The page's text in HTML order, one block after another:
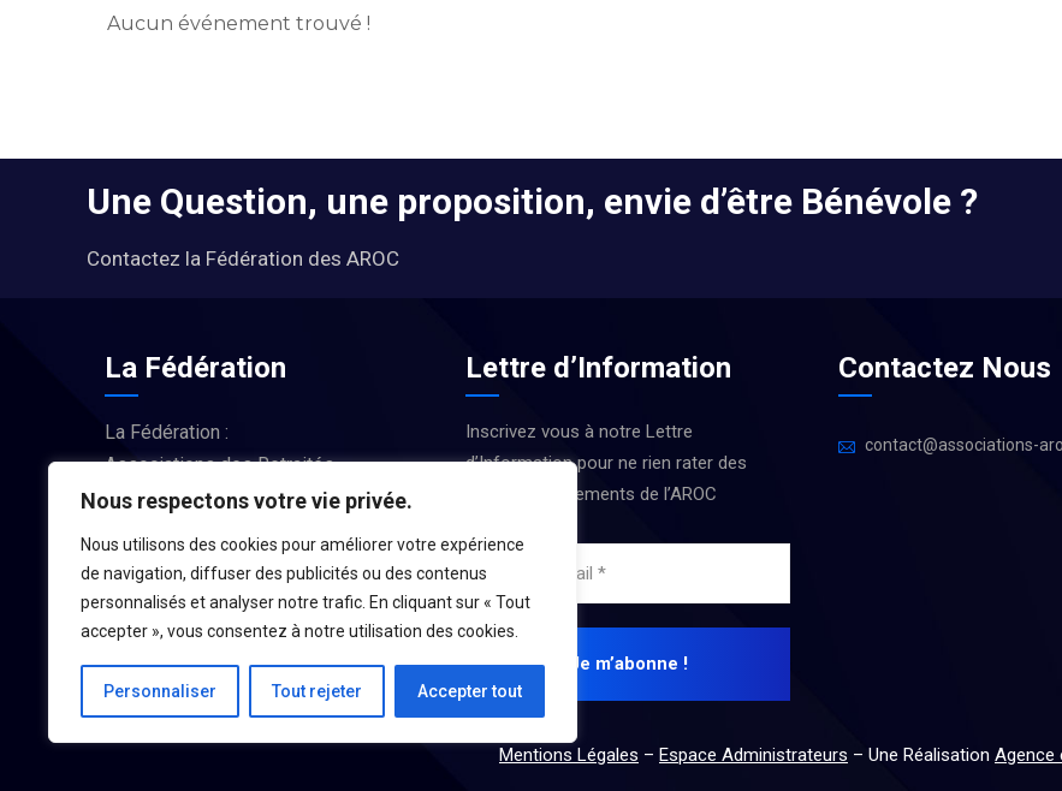
Nous respectons votre vie privée.
Nous utilisons des cookies pour améliorer votre expérience
de navigation, diffuser des publicités ou des contenus
personnalisés et analyser notre trafic. En cliquant sur « Tout
accepter », vous consentez à notre utilisation des cookies.
Personnaliser Tout rejeter Accepter tout
Aucun événement trouvé !
Une Question, une proposition, envie d’être Bénévole ?
Contactez la Fédération des AROC
La Fédération
La Fédération :
Associations des Retraités
d’Occitanie
LA FÉDÉRATION
Lettre d’Information
Inscrivez vous à notre Lettre
d’Information pour ne rien rater des
Actus et Évènements de l’AROC
Contactez Nous
contact@associations-
Mentions Légales – Espace Administrateurs – Une Réalisation Agence